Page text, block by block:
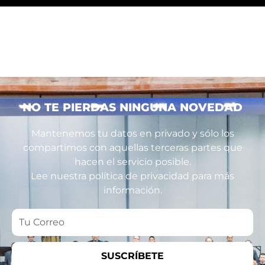
NO TE PIERDAS NINGUNA NOVEDAD
Mantenemos tu datos en privado y sólo los
compartimos con aquellas terceras partes que
hacen el servicio posible.
Lee nuestra política de privacidad para más
información.
Tu
Correo
SUSCRÍBETE